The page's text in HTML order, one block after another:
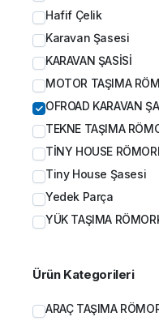
Hafif Çelik
Karavan Şasesi
KARAVAN ŞASİSİ
MOTOR TAŞIMA
OFROAD KARAVAN
TEKNE TAŞIMA
TİNY HOUSE
Tiny House Şasesi
Yedek Parça
YÜK TAŞIMA
Ürün Kategorileri
ARAÇ TAŞIMA